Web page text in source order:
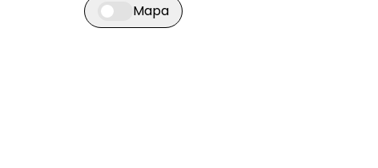
Przełącz widok mapy
Mapa